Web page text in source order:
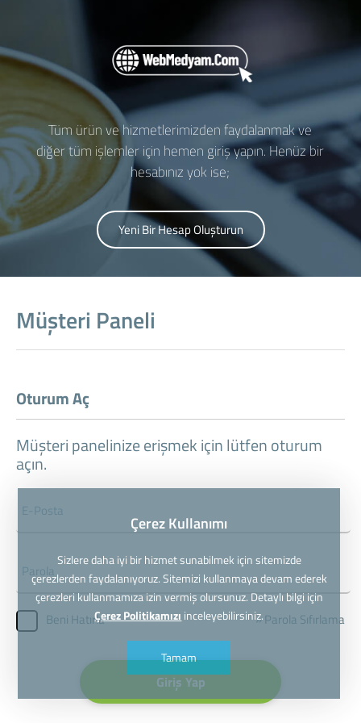
Tüm ürün ve hizmetlerimizden faydalanmak ve
diğer tüm işlemler için hemen giriş yapın. Henüz bir
hesabınız yok ise;
Yeni Bir Hesap Oluşturun
Müşteri Paneli
Oturum Aç
Müşteri panelinize erişmek için lütfen oturum
açın.
Beni Hatırla » Parola Sıfırlama
Giriş Yap
Çerez Kullanımı
Sizlere daha iyi bir hizmet sunabilmek için sitemizde
çerezlerden faydalanıyoruz. Sitemizi kullanmaya devam ederek
çerezleri kullanmamıza izin vermiş olursunuz. Detaylı bilgi için
Çerez Politikamızı inceleyebilirsiniz.
Tamam